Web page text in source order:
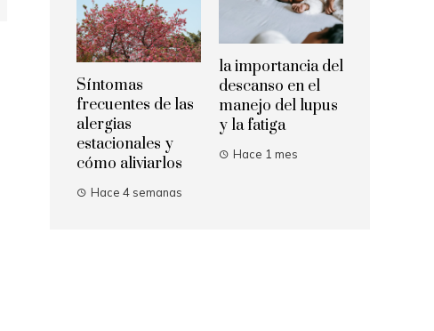
Síntomas
frecuentes de las
alergias
estacionales y
cómo aliviarlos
Hace 4 semanas
la importancia del
descanso en el
manejo del lupus
y la fatiga
Hace 1 mes